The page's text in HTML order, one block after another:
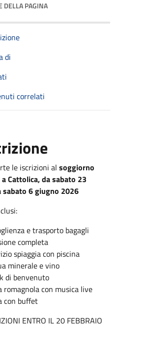
DELLA PAGINA
di
correlati
le iscrizioni al soggiorno
Cattolica, da sabato 23
sabato 6 giugno 2026
e trasporto bagagli
completa
spiaggia con piscina
minerale e vino
di benvenuto
romagnola con musica live
con buffet
ENTRO IL 20 FEBBRAIO